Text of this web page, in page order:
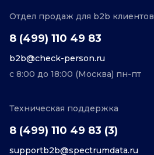
Персональные данные
Редакционная политика
Отдел продаж для b2b клиентов
8 (499) 110 49 83
b2b@check-person.ru
с 8:00 до 18:00 (Москва) пн-пт
Техническая поддержка
8 (499) 110 49 83 (3)
supportb2b@spectrumdata.ru